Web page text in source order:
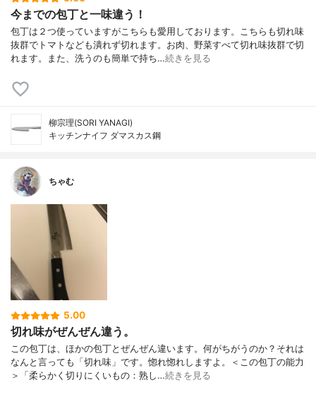
今までの包丁と一味違う！
包丁は２つ使っていますがこちらも愛用しております。こちらも切れ味
抜群でトマトなども潰れず切れます。お肉、野菜すべて切れ味抜群で切
れます。また、洗うのも簡単で持ち…続きを見る
柳宗理(SORI YANAGI)
キッチンナイフ ダマスカス鋼
ちゃむ
5.00
切れ味がぜんぜん違う。
この包丁は、ほかの包丁とぜんぜん違います。何がちがうのか？それは
なんと言っても「切れ味」です。惚れ惚れしますよ。＜この包丁の能力
＞「柔らかく切りにくいもの：熟し…続きを見る